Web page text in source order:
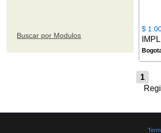
Buscar por Modulos
$
1